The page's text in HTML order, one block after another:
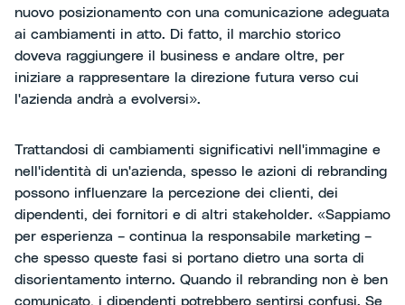
nuovo posizionamento con una comunicazione adeguata
ai cambiamenti in atto. Di fatto, il marchio storico
doveva raggiungere il business e andare oltre, per
iniziare a rappresentare la direzione futura verso cui
l'azienda andrà a evolversi».
Trattandosi di cambiamenti significativi nell'immagine e
nell'identità di un'azienda, spesso le azioni di rebranding
possono influenzare la percezione dei clienti, dei
dipendenti, dei fornitori e di altri stakeholder. «Sappiamo
per esperienza – continua la responsabile marketing –
che spesso queste fasi si portano dietro una sorta di
disorientamento interno. Quando il rebranding non è ben
comunicato, i dipendenti potrebbero sentirsi confusi. Se